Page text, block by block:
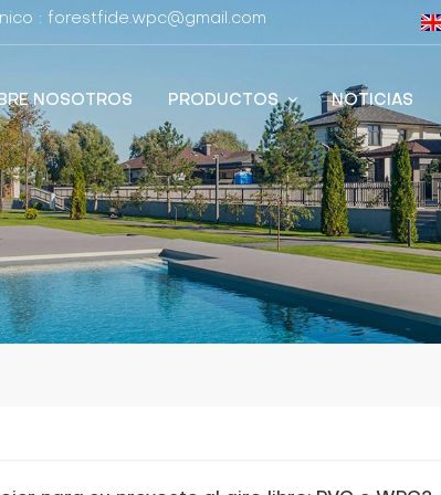
: forestfide.wpc@gmail.com
NOSOTROS PRODUCTOS NOTICIAS